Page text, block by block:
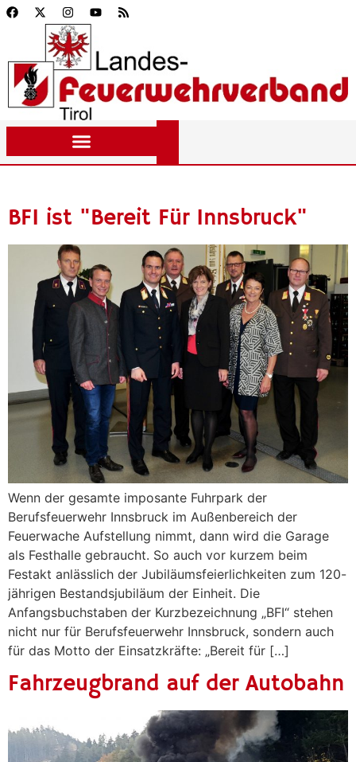
BFI ist "Bereit Für Innsbruck"
Wenn der gesamte imposante Fuhrpark der
Berufsfeuerwehr Innsbruck im Außenbereich der
Feuerwache Aufstellung nimmt, dann wird die Garage
als Festhalle gebraucht. So auch vor kurzem beim
Festakt anlässlich der Jubiläumsfeierlichkeiten zum 120-
jährigen Bestandsjubiläum der Einheit. Die
Anfangsbuchstaben der Kurzbezeichnung „BFI“ stehen
nicht nur für Berufsfeuerwehr Innsbruck, sondern auch
für das Motto der Einsatzkräfte: „Bereit für […]
Fahrzeugbrand auf der Autobahn